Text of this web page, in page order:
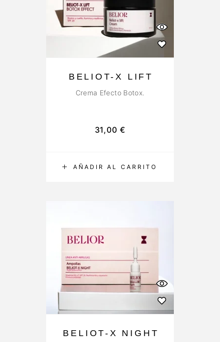
AÑADIR AL CARRITO
BELIOT-X LIFT
Crema Efecto Botox.
31,00 €
BELIOT-X NIGHT